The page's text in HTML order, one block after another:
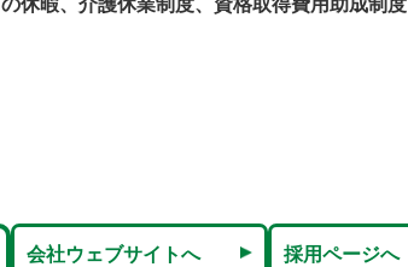
の休暇、介護休業制度、資格取得費用助成制度
会社ウェブサイトへ 採用ページへ